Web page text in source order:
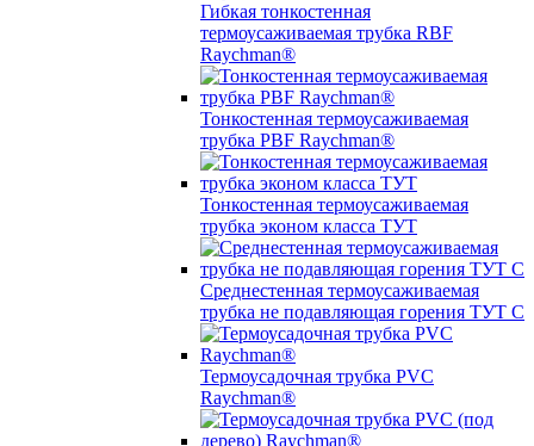
Гибкая тонкостенная
термоусаживаемая трубка RBF
Raychman®
Тонкостенная термоусаживаемая
трубка PBF Raychman®
Тонкостенная термоусаживаемая
трубка эконом класса ТУТ
Среднестенная термоусаживаемая
трубка не подавляющая горения ТУТ С
Термоусадочная трубка PVC
Raychman®